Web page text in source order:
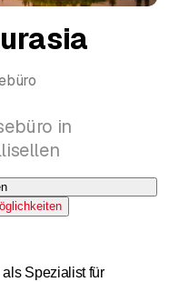
in
Spezialist für